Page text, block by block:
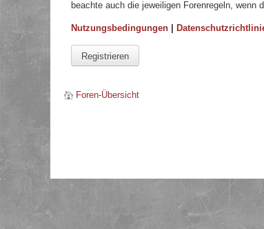
beachte auch die jeweiligen Forenregeln, wenn
Nutzungsbedingungen |
Registrieren
Foren-Übersicht